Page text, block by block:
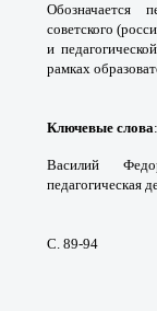
Обозначается
советского
и
рамках
Ключевые слова:
Василий
педагогическая
С. 89-94